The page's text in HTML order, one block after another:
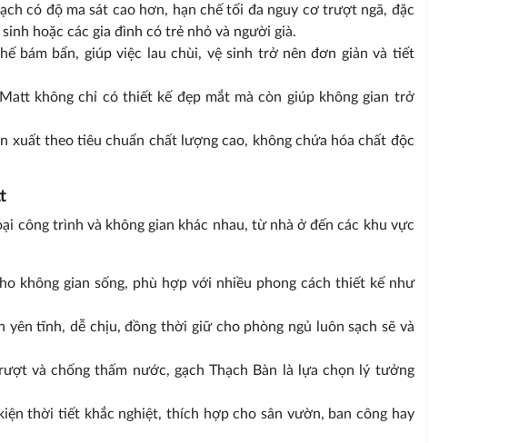
có độ ma sát cao hơn, hạn chế tối đa nguy cơ trượt ngã, đặc
hoặc các gia đình có trẻ nhỏ và người già.
bám bẩn, giúp việc lau chùi, vệ sinh trở nên đơn giản và tiết
không chỉ có thiết kế đẹp mắt mà còn giúp không gian trở
xuất theo tiêu chuẩn chất lượng cao, không chứa hóa chất độc
công trình và không gian khác nhau, từ nhà ở đến các khu vực
không gian sống, phù hợp với nhiều phong cách thiết kế như
yên tĩnh, dễ chịu, đồng thời giữ cho phòng ngủ luôn sạch sẽ và
và chống thấm nước, gạch Thạch Bàn là lựa chọn lý tưởng
thời tiết khắc nghiệt, thích hợp cho sân vườn, ban công hay